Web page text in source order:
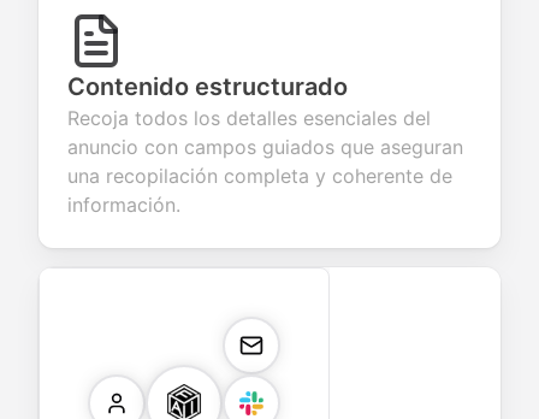
Contenido estructurado
Recoja todos los detalles esenciales del
anuncio con campos guiados que aseguran
una recopilación completa y coherente de
información.